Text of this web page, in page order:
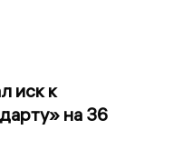
иск к
на 36